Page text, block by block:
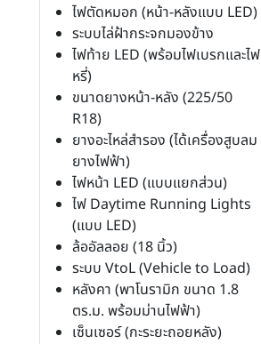
ไฟตัดหมอก (หน้า-หลังแบบ LED)
ระบบไล่ฝ้ากระจกมองข้าง
ไฟท้าย LED (พร้อมไฟเบรกและไฟ
หรี่)
ขนาดยางหน้า-หลัง (225/50
R18)
ยางอะไหล่สำรอง (ได้เครื่องสูบลม
ยางไฟฟ้า)
ไฟหน้า LED (แบบแยกส่วน)
ไฟ Daytime Running Lights
(แบบ LED)
ล้ออัลลอย (18 นิ้ว)
ระบบ VtoL (Vehicle to Load)
หลังคา (พาโนรามิก ขนาด 1.8
ตร.ม. พร้อมม่านไฟฟ้า)
เซ็นเซอร์ (กะระยะถอยหลัง)